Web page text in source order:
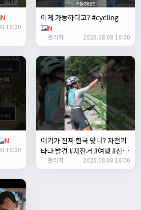
누르면 홈으로 이동할때 왼쪽으로 가서
. 가운데에 있거나 빈공간을 눌러도
주실수 있나요>?
다 :)
2/8/2025
2/10/2025
2/14/2025
비 살려하는데 괜찮나요?
N
16:00
이게 가능하다고? #cycling
N
관리자 2026.08.08 16:00
N
16:00
여기가 진짜 한국 맞나? 자전거
타다 발견 #자전거 #여행 #신기
한곳
N
관리자 2026.08.08 16:00